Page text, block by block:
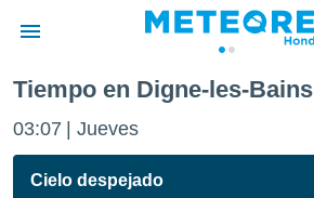
de
ha sido
Tiempo en Digne-les-Bains
03:07 Jueves
Cielo despejado